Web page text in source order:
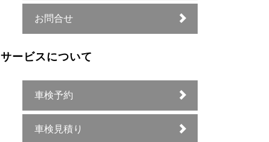
お問合せ
サービスについて
車検予約
車検見積り